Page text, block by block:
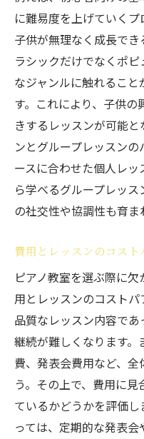
び
子供が楽しめ
ピアノを学ぶ
子供の興味を
楽器に触れる
仲間と一緒に
成功体験を積
初めてのピアノ教
初心者向けのカ
最初に確認す
初心者でも安
初めてのピア
イント
子供に合ったピア
ト
子供の性格に
に難易度を上げていくプ
子供が無理なく成長で
ラシックだけでなくポ
なジャンルに触れるこ
す。これにより、子供
きするレッスンが可能
ンとグループレッスン
ースに合わせた個人レ
ら学べるグループレッ
の社交性や協調性も育ま
費用とレッスンのコスト
ピアノ教室を選ぶ際に
用とレッスンのコスト
品質なレッスン内容で
継続が難しくなります
費、発表会費用など、
う。その上で、費用に
ているかどうかを評価
っては、定期的な発表